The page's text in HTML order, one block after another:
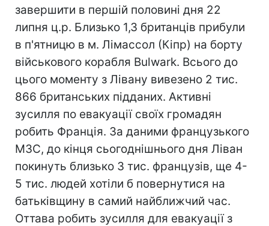
завершити в першій половині дня 22
липня ц.р. Близько 1,3 британців прибули
в п'ятницю в м. Лімассол (Кіпр) на борту
військового корабля Bulwark. Всього до
цього моменту з Лівану вивезено 2 тис.
866 британських підданих. Активні
зусилля по евакуації своїх громадян
робить Франція. За даними французького
МЗС, до кінця сьогоднішнього дня Ліван
покинуть близько 3 тис. французів, ще 4-
5 тис. людей хотіли б повернутися на
батьківщину в самий найближчий час.
Оттава робить зусилля для евакуації з